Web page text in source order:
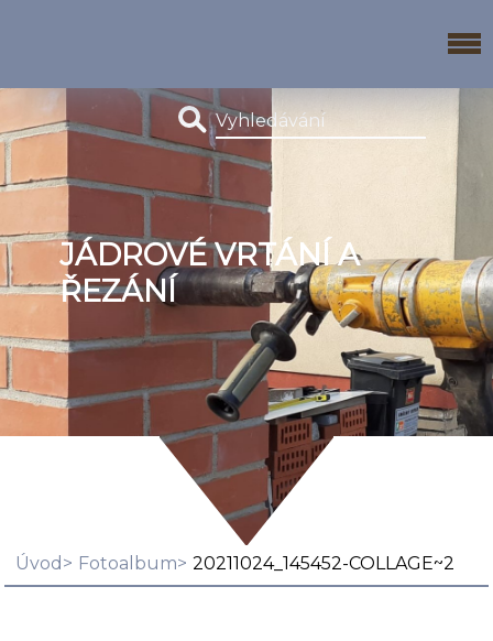
JÁDROVÉ VRTÁNÍ A
ŘEZÁNÍ
Úvod Fotoalbum 20211024_145452-COLLAGE~2